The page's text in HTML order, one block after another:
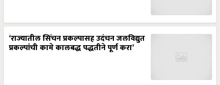
‘राज्यातील सिंचन प्रकल्पासह उदंचन जलविद्युत
प्रकल्पांची कामे कालबद्ध पद्धतीने पूर्ण करा’